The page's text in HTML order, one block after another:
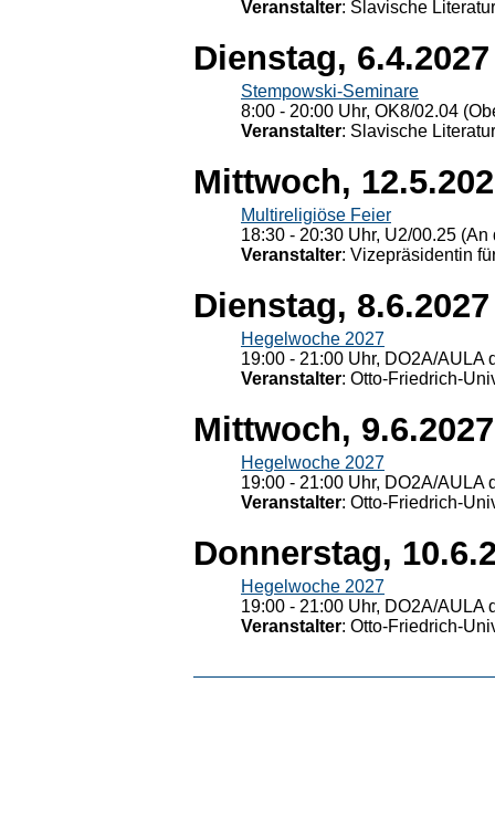
Veranstalter: Slavische
Dienstag, 6.4.2027
Stempowski-Seminare
8:00 - 20:00 Uhr, OK8/02.04
Veranstalter: Slavische
Mittwoch,
Multireligiöse Feier
18:30 - 20:30 Uhr, U2/00.25
Veranstalter: Vizepräsidentin
Dienstag, 8.6.2027
Hegelwoche 2027
19:00 - 21:00 Uhr, DO2A/
Veranstalter: Otto-Friedrich-
Mittwoch, 9.6.2027
Hegelwoche 2027
19:00 - 21:00 Uhr, DO2A/
Veranstalter: Otto-Friedrich-
Donnerstag,
Hegelwoche 2027
19:00 - 21:00 Uhr, DO2A/
Veranstalter: Otto-Friedrich-